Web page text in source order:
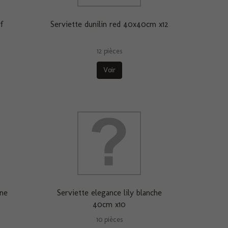
Serviette dunilin red 40x40cm x12
12 pièces
Voir
Serviette elegance lily blanche
40cm x10
10 pièces